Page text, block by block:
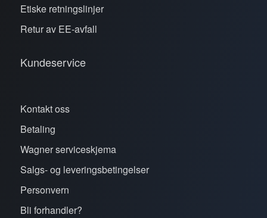
Etiske retningslinjer
Retur av EE-avfall
Kundeservice
Kontakt oss
Betaling
Wagner serviceskjema
Salgs- og leveringsbetingelser
Personvern
Bli forhandler?